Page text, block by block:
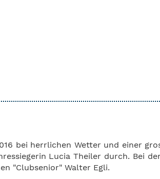
bei herrlichen Wetter und einer
Lucia Theiler durch. Bei
"Clubsenior" Walter Egli.